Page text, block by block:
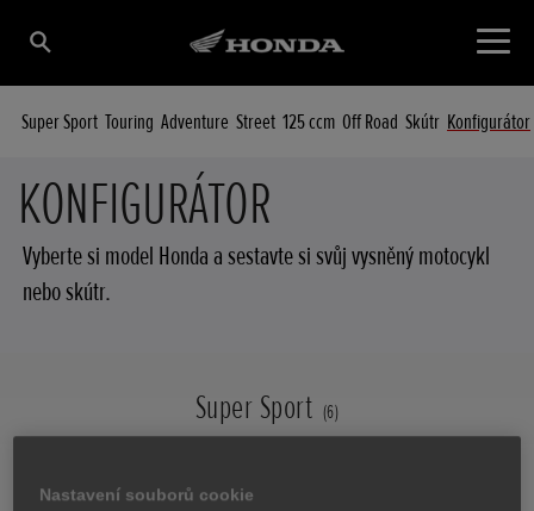
Super Sport Touring Adventure Street 125 ccm Off Road Skútr Konfigurátor
KONFIGURÁTOR
Vyberte si model Honda a sestavte si svůj vysněný motocykl
nebo skútr.
Super Sport (6)
Nastavení souborů cookie